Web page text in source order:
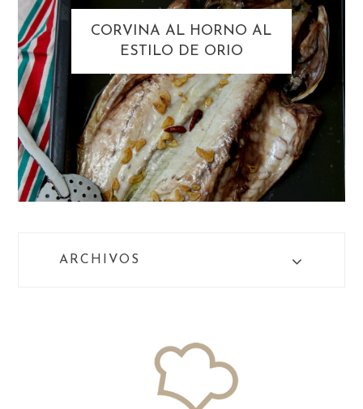
CORVINA AL HORNO AL
ESTILO DE ORIO
ARCHIVOS